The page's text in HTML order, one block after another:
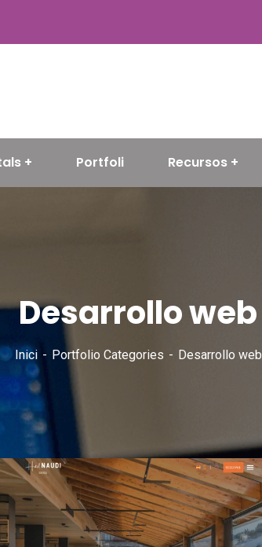
Portfoli Recursos
Desarrollo web
Inici Portfolio Categories Desarrollo web